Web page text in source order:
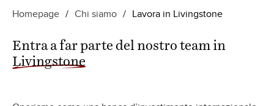
Homepage / Chi siamo / Lavora in Livingstone
Entra a far parte del nostro team in
Livingstone